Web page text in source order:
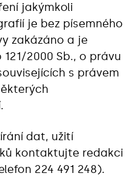
jakýmkoli
je bez písemného
zakázáno a je
2000 Sb., o právu
s právem
dat, užití
kontaktujte redakci
224 491 248).